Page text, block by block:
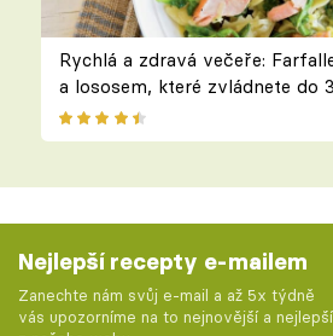
Rychlá a zdravá večeře:
a lososem, které zvládnete do
Nejlepší recepty e-mailem
Zanechte nám svůj e-mail a až 5x týdně
vás upozorníme na to nejnovější a nejlepší